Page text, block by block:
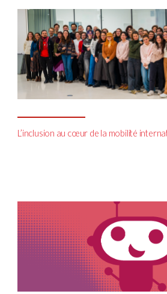
L’inclusion au cœur de la mobilité